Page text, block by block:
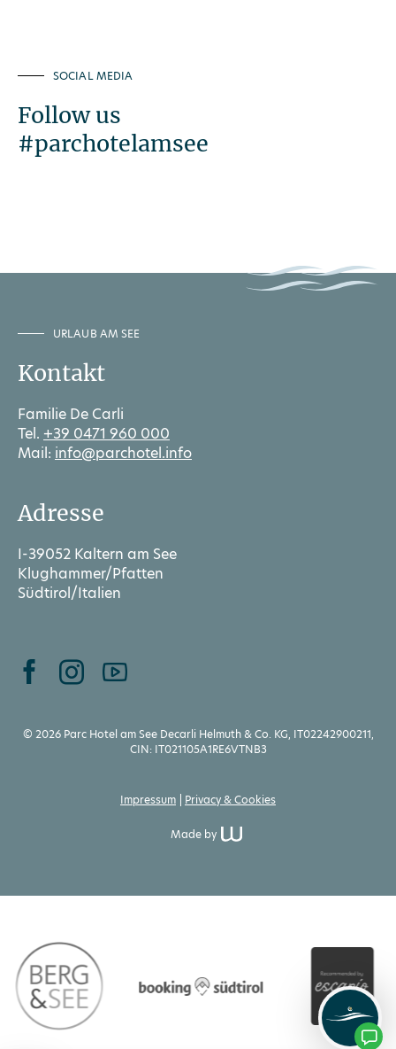
SOCIAL MEDIA
Follow us
#parchotelamsee
URLAUB AM SEE
Kontakt
Familie De Carli
Tel. +39 0471 960 000
Mail: info@parchotel.info
Adresse
I-39052 Kaltern am See
Klughammer/Pfatten
Südtirol/Italien
© 2026 Parc Hotel am See Decarli Helmuth & Co. KG, IT02242900211,
CIN: IT021105A1RE6VTNB3
Impressum Privacy & Cookies
Made by